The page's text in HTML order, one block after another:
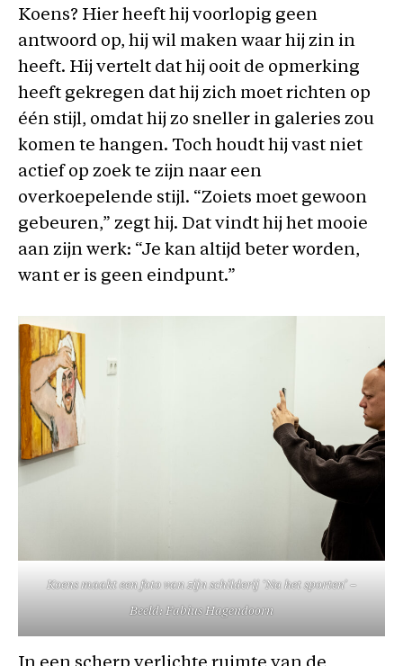
Koens? Hier heeft hij voorlopig geen
antwoord op, hij wil maken waar hij zin in
heeft. Hij vertelt dat hij ooit de opmerking
heeft gekregen dat hij zich moet richten op
één stijl, omdat hij zo sneller in galeries zou
komen te hangen. Toch houdt hij vast niet
actief op zoek te zijn naar een
overkoepelende stijl. “Zoiets moet gewoon
gebeuren,” zegt hij. Dat vindt hij het mooie
aan zijn werk: “Je kan altijd beter worden,
want er is geen eindpunt.”
Koens maakt een foto van zijn schilderij ‘Na het sporten’ –
Beeld: Fabius Hagendoorn